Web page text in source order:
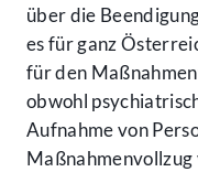
über die
es für ganz
für den
obwohl
Aufnahme von